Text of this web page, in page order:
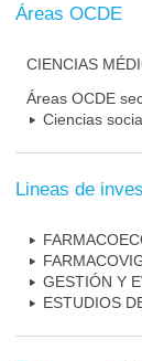
Áreas OCDE
CIENCIAS
Áreas OCDE
Ciencias
Lineas de
GESTIÓN Y
ESTUDIOS